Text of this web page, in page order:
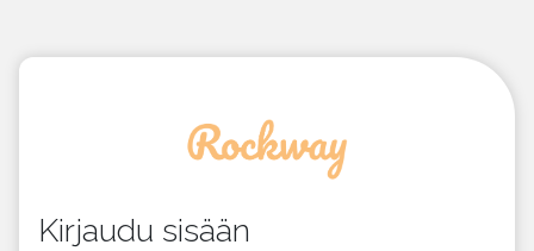
Kirjaudu sisään